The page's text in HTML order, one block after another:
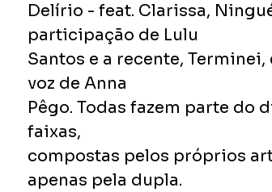
Delírio - feat. Clarissa,
participação de Lulu
Santos e a recente,
voz de Anna
Pêgo. Todas fazem parte do
faixas,
compostas pelos próprios
apenas pela dupla.